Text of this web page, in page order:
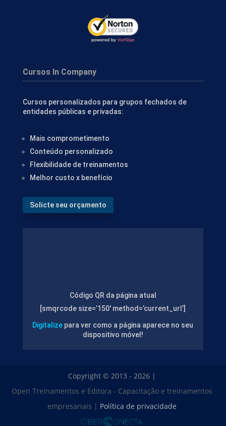
Cursos In Company
Cursos personalizados para grupos fechados de
entidades públicas e privadas:
Mais comprometimento
Conteúdo personalizado
Flexibilidade de treinamentos
Melhor custo x benefício
Solicte seu orçamento
Código QR da página atual
[smqrcode size=’150′ method=’current_url’]
Digitalize para ver como a página aparece no seu
dispositivo móvel!
Copyright © 2013 - 2026 |
Open Treinamentos e Editora - Capacitação e treinamentos
empresariais | Política de privacidade